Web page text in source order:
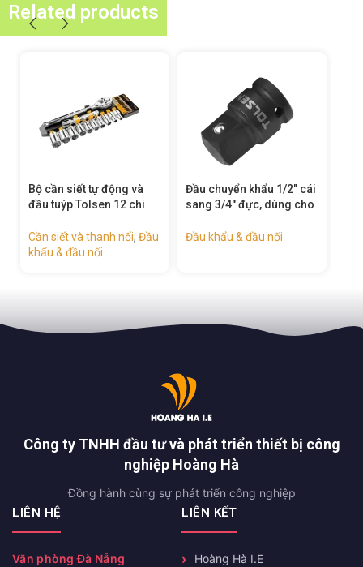
Related products
Đầu chuyển khẩu 1/2″ cái
sang 3/4″ đực, dùng cho
18289
Đầu khẩu & đầu nối
Khớp nối lắc léo, dùng
cho súng siết bu lông –
Đầu khẩu & đầu nối
Công ty TNHH đầu tư và phát triển thiết bị công
nghiệp Hoàng Hà
Đồng hành cùng sự phát triển công nghiệp
LIÊN HỆ
Văn phòng Đà Nẵng
LIÊN KẾT
Hoàng Hà I.E